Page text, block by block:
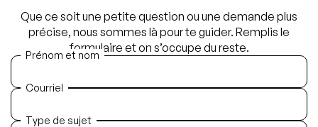
Que ce soit une petite question ou une demande plus
précise, nous sommes là pour te guider. Remplis le
formulaire et on s’occupe du reste.
Prénom et nom
Courriel
Type de sujet